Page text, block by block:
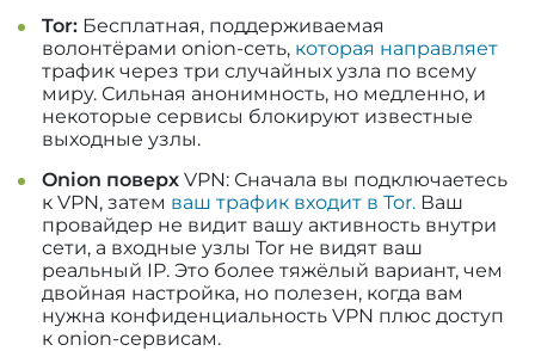
Tor: Бесплатная, поддерживаемая
волонтёрами onion-сеть, которая направляет
трафик через три случайных узла по всему
миру. Сильная анонимность, но медленно, и
некоторые сервисы блокируют известные
выходные узлы.
Onion поверх VPN: Сначала вы подключаетесь
к VPN, затем ваш трафик входит в Tor. Ваш
провайдер не видит вашу активность внутри
сети, а входные узлы Tor не видят ваш
реальный IP. Это более тяжёлый вариант, чем
двойная настройка, но полезен, когда вам
нужна конфиденциальность VPN плюс доступ
к onion-сервисам.